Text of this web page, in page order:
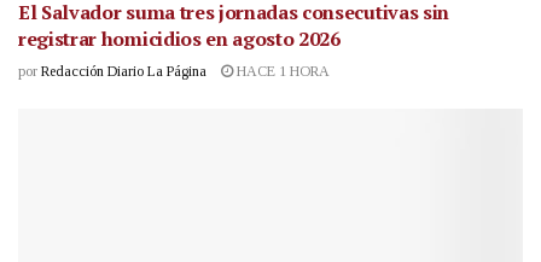
El Salvador suma tres jornadas consecutivas sin
registrar homicidios en agosto 2026
por Redacción Diario La Página HACE 1 HORA